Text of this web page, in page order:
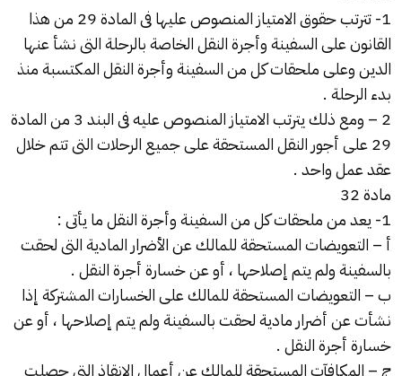
1- تترتب حقوق الامتياز المنصوص عليها فى المادة 29 من هذا
القانون على السفينة وأجرة النقل الخاصة بالرحلة التى نشأ عنها
الدين وعلى ملحقات كل من السفينة وأجرة النقل المكتسبة منذ
بدء الرحلة .
2 – ومع ذلك يترتب الامتياز المنصوص عليه فى البند 3 من المادة
29 على أجور النقل المستحقة على جميع الرحلات التى تتم خلال
عقد عمل واحد .
مادة 32
1- يعد من ملحقات كل من السفينة وأجرة النقل ما يأتى :
أ – التعويضات المستحقة للمالك عن الأضرار المادية التى لحقت
بالسفينة ولم يتم إصلاحها ، أو عن خسارة أجرة النقل .
ب – التعويضات المستحقة للمالك على الخسارات المشتركة إذا
نشأت عن أضرار مادية لحقت بالسفينة ولم يتم إصلاحها ، أو عن
خسارة أجرة النقل .
ج – المكافآت المستحقة للمالك عن أعمال الإنقاذ التى حصلت